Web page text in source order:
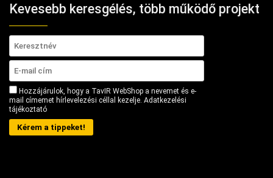
Kevesebb keresgélés, több működő projekt
Hozzájárulok, hogy a TavIR WebShop a nevemet és e-
mail címemet hírlevelezési céllal kezelje. Adatkezelési
tájékoztató
Kérem a tippeket!